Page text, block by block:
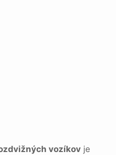
vozíkovje